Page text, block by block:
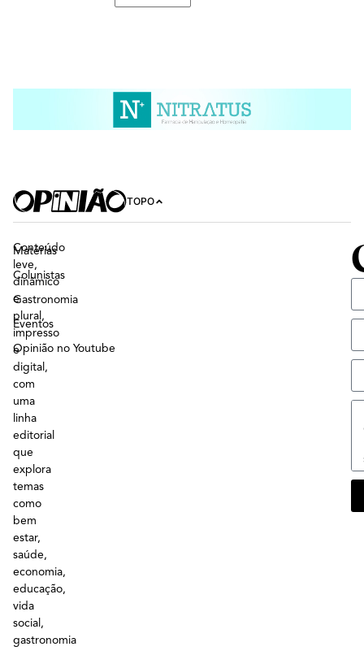
TOPO
Conteúdo
leve,
dinâmico
e
plural,
impresso
e
digital,
com
uma
linha
editorial
que
explora
temas
como
bem
estar,
saúde,
economia,
educação,
vida
social,
gastronomia
Matérias
Colunistas
Gastronomia
Eventos
Opinião no Youtube